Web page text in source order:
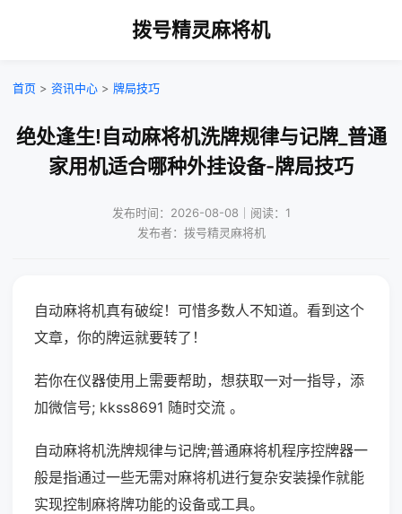
拨号精灵麻将机
首页 > 资讯中心 > 牌局技巧
绝处逢生!自动麻将机洗牌规律与记牌_普通
家用机适合哪种外挂设备-牌局技巧
发布时间：2026-08-08｜阅读：1
发布者：拨号精灵麻将机
自动麻将机真有破绽！可惜多数人不知道。看到这个
文章，你的牌运就要转了！
若你在仪器使用上需要帮助，想获取一对一指导，添
加微信号; kkss8691 随时交流 。
自动麻将机洗牌规律与记牌;普通麻将机程序控牌器一
般是指通过一些无需对麻将机进行复杂安装操作就能
实现控制麻将牌功能的设备或工具。